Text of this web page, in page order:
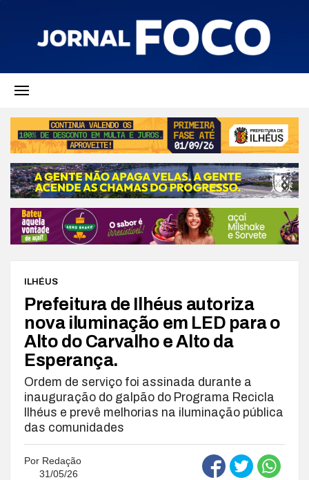
ILHÉUS
Prefeitura de Ilhéus autoriza
nova iluminação em LED para o
Alto do Carvalho e Alto da
Esperança.
Ordem de serviço foi assinada durante a
inauguração do galpão do Programa Recicla
Ilhéus e prevê melhorias na iluminação pública
das comunidades
Por Redação
31/05/26